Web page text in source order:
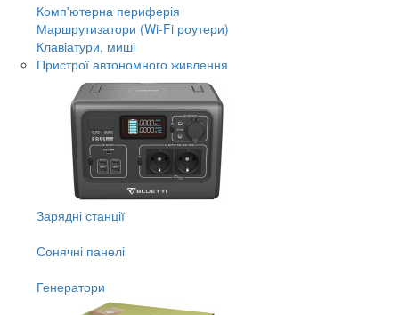
Комп'ютерна периферія
Маршрутизатори (Wi-Fi роутери)
Клавіатури, миші
Пристрої автономного живлення
Зарядні станції
Сонячні панелі
Генератори